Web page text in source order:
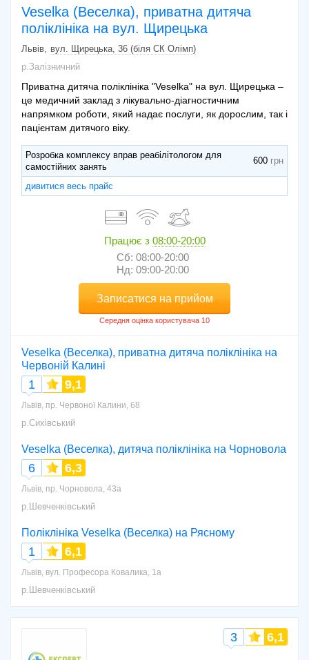
Veselka (Веселка), приватна дитяча
поліклініка на вул. Щирецька
Львів
вул. Щирецька, 36 (біля СК Олімп)
р.Залізничний
Приватна дитяча поліклініка "Veselka" на вул. Щирецька –
це медичний заклад з лікувально-діагностичним
напрямком роботи, який надає послуги, як дорослим, так і
пацієнтам дитячого віку.
Розробка комплексу вправ реабілітологом для
самостійних занять
600
дивитися весь прайс
Працює з 08:00-20:00
Сб: 08:00-20:00
Нд: 09:00-20:00
Записатися на прийом
Veselka (Веселка), приватна дитяча поліклініка на
Червоній Калині
1 9,1
Львів, пр. Червоної Калини, 68
р.Сихівський
Veselka (Веселка), дитяча поліклініка на Чорновола
6 6,3
Львів, пр. Чорновола, 43а
р.Шевченківський
Поліклініка Veselka (Веселка) на Рясному
1 6,1
Львів, вул. Професора Ковалика, 1а
р.Шевченківський
3 6,1